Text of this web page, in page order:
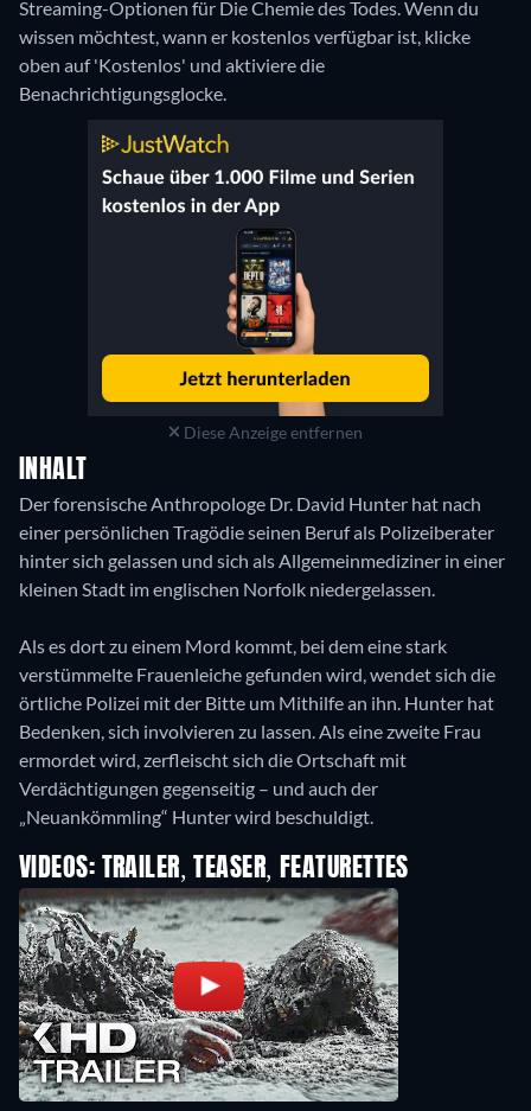
Streaming-Optionen für Die Chemie des Todes. Wenn du
wissen möchtest, wann er kostenlos verfügbar ist, klicke
oben auf 'Kostenlos' und aktiviere die
Benachrichtigungsglocke.
Diese Anzeige entfernen
INHALT
Der forensische Anthropologe Dr. David Hunter hat nach
einer persönlichen Tragödie seinen Beruf als Polizeiberater
hinter sich gelassen und sich als Allgemeinmediziner in einer
kleinen Stadt im englischen Norfolk niedergelassen.
Als es dort zu einem Mord kommt, bei dem eine stark
verstümmelte Frauenleiche gefunden wird, wendet sich die
örtliche Polizei mit der Bitte um Mithilfe an ihn. Hunter hat
Bedenken, sich involvieren zu lassen. Als eine zweite Frau
ermordet wird, zerfleischt sich die Ortschaft mit
Verdächtigungen gegenseitig – und auch der
„Neuankömmling“ Hunter wird beschuldigt.
VIDEOS: TRAILER, TEASER, FEATURETTES